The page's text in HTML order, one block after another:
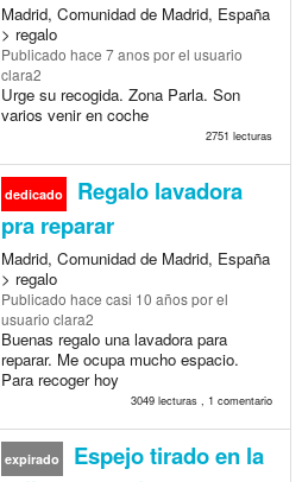
Madrid, Comunidad de Madrid, España
> regalo
Publicado hace 7 anospor el usuario
clara2
Urge su recogida. Zona Parla. Son
varios venir en coche
2751 lecturas
dedicado
Regalo lavadora
pra reparar
Madrid, Comunidad de Madrid, España
> regalo
Publicado hace casi 10 añospor el
usuario clara2
Buenas regalo una lavadora para
reparar. Me ocupa mucho espacio.
Para recoger hoy
3049 lecturas , 1 comentario
expirado
Espejo tirado en la